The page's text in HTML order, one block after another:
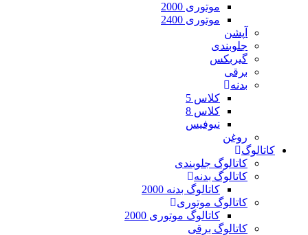
موتوری 2000
موتوری 2400
آپشن
جلوبندی
گیربکس
برقی
بدنه
کلاس 5
کلاس 8
نیوفیس
روغن
کاتالوگ
کاتالوگ جلوبندی
کاتالوگ بدنه
کاتالوگ بدنه 2000
کاتالوگ موتوری
کاتالوگ موتوری 2000
کاتالوگ برقی